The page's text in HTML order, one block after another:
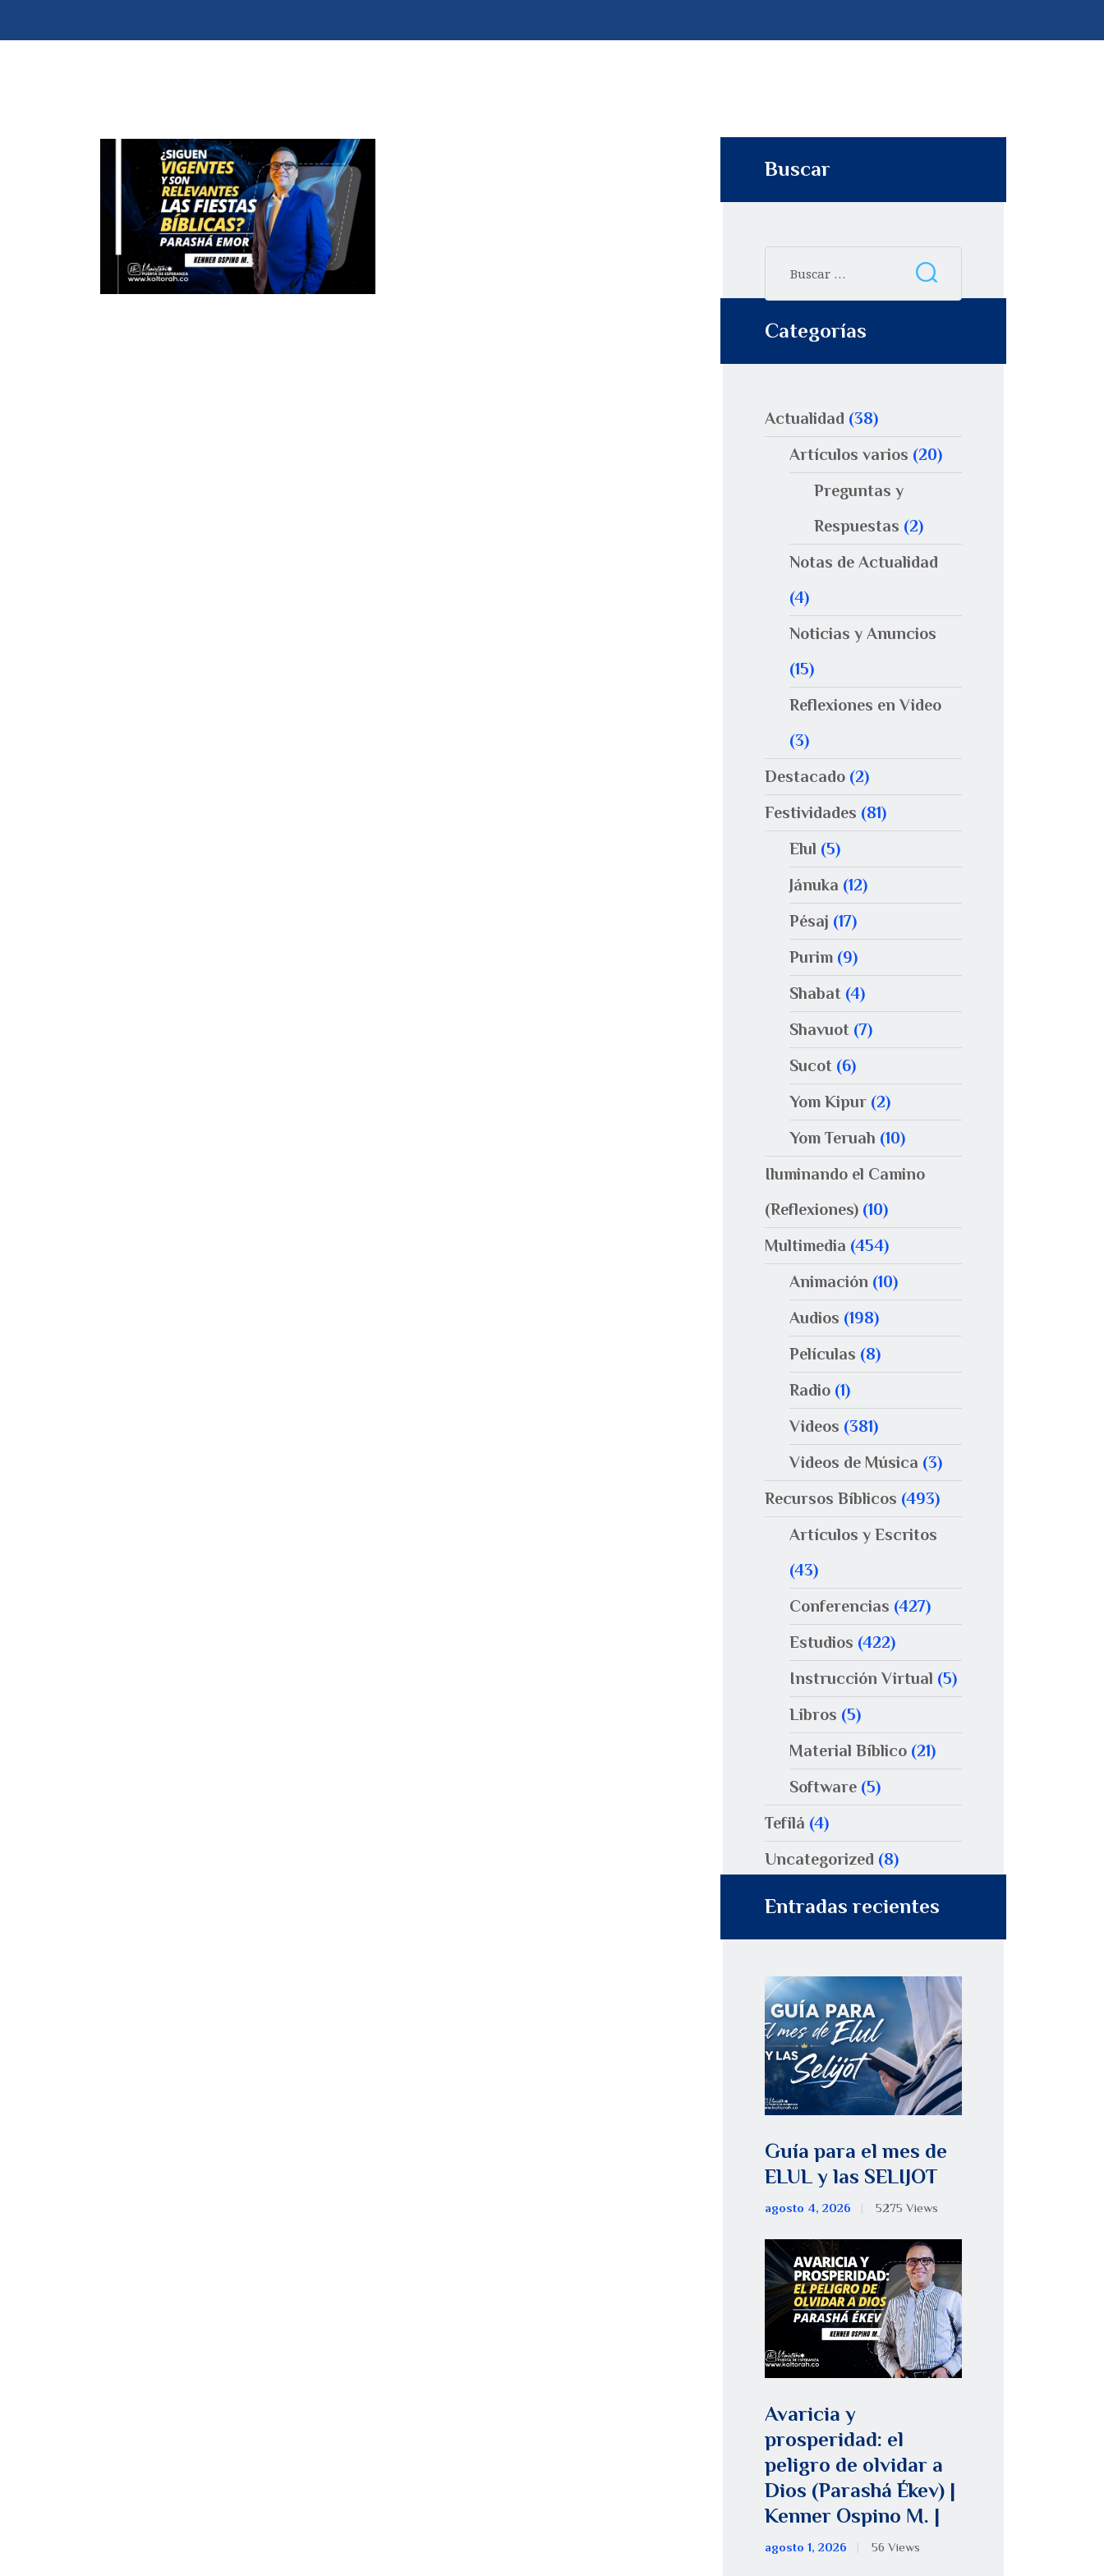
Buscar
Categorías
Actualidad (38)
Artículos varios (20)
Preguntas y
Respuestas (2)
Notas de Actualidad
(4)
Noticias y Anuncios
(15)
Reflexiones en Video
(3)
Destacado (2)
Festividades (81)
Elul (5)
Jánuka (12)
Pésaj (17)
Purim (9)
Shabat (4)
Shavuot (7)
Sucot (6)
Yom Kipur (2)
Yom Teruah (10)
Iluminando el Camino
(Reflexiones) (10)
Multimedia (454)
Animación (10)
Audios (198)
Películas (8)
Radio (1)
Videos (381)
Videos de Música (3)
Recursos Bíblicos (493)
Artículos y Escritos
(43)
Conferencias (427)
Estudios (422)
Instrucción Virtual (5)
Libros (5)
Material Bíblico (21)
Software (5)
Tefilá (4)
Uncategorized (8)
Entradas recientes
Guía para el mes de
ELUL y las SELIJOT
agosto 4, 2026 5275 Views
Avaricia y
prosperidad: el
peligro de olvidar a
Dios (Parashá Ékev) |
Kenner Ospino M. |
agosto 1, 2026 56 Views
i